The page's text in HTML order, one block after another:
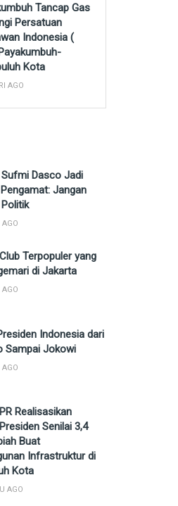
Tancap Gas
Persatuan
Indonesia (
Kota
AGO
Dasco Jadi
Jangan
Terpopuler yang
di Jakarta
Indonesia dari
Sampai Jokowi
Realisasikan
Senilai 3,4
Buat
Infrastruktur di
Kota
AGO